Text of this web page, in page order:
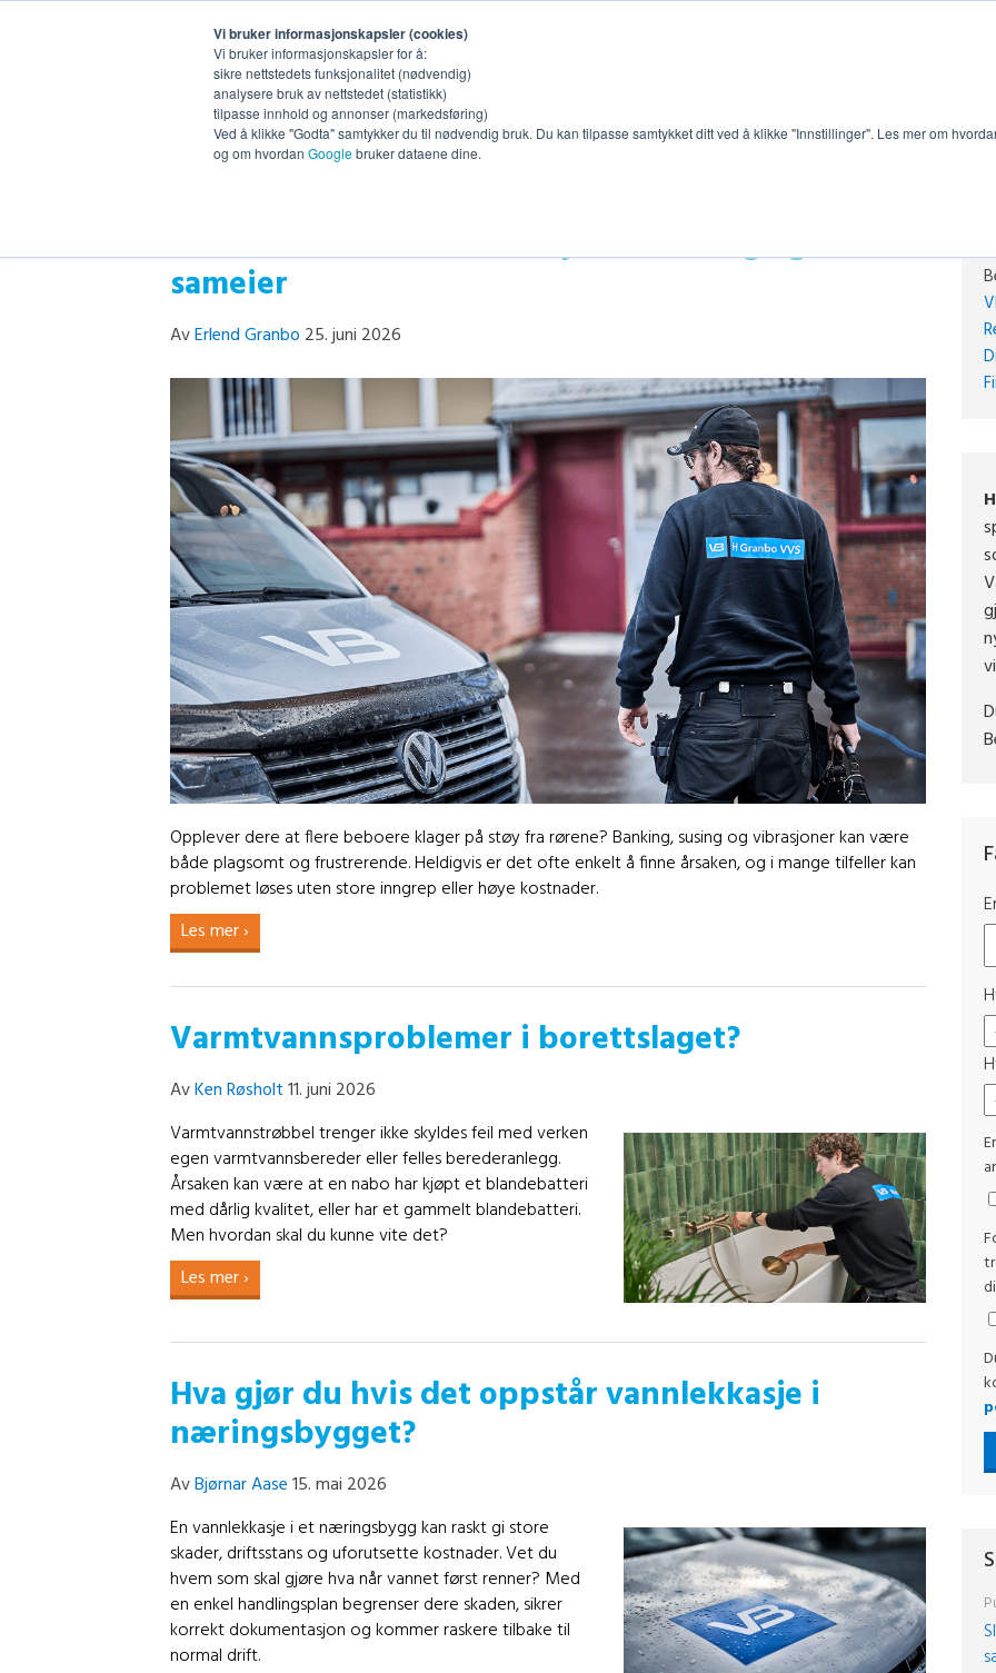
Vi bruker informasjonskapsler (cookies)
Vi bruker informasjonskapsler for å:
sikre nettstedets funksjonalitet (nødvendig)
analysere bruk av nettstedet (statistikk)
tilpasse innhold og annonser (markedsføring)
Ved å klikke "Godta" samtykker du til nødvendig bruk. Du kan tilpasse samtykket ditt ved å klikke "Innstillinger". Les mer om
og om hvordan Googlebruker dataene dine.
Slik håndterer dere rørstøy i borettslag og
sameier
AvErlend Granbo 25. juni 2026
Opplever dere at flere beboere klager på støy fra rørene? Banking, susing og vibrasjoner kan være
både plagsomt og frustrerende. Heldigvis er det ofte enkelt å finne årsaken, og i mange tilfeller kan
problemet løses uten store inngrep eller høye kostnader.
Les mer ›
Varmtvannsproblemer i borettslaget?
AvKen Røsholt11. juni 2026
Varmtvannstrøbbel trenger ikke skyldes feil med verken
egen varmtvannsbereder eller felles berederanlegg.
Årsaken kan være at en nabo har kjøpt et blandebatteri
med dårlig kvalitet, eller har et gammelt blandebatteri.
Men hvordan skal du kunne vite det?
Les mer ›
Hva gjør du hvis det oppstår vannlekkasje i
næringsbygget?
AvBjørnar Aase15. mai 2026
En vannlekkasje i et næringsbygg kan raskt gi store
skader, driftsstans og uforutsette kostnader. Vet du
hvem som skal gjøre hva når vannet først renner? Med
en enkel handlingsplan begrenser dere skaden, sikrer
korrekt dokumentasjon og kommer raskere tilbake til
normal drift.